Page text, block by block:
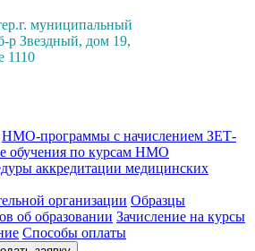
муниципальный
р Звездный, дом 19,
1110
НМО-программы с начислением ЗЕТ-
обучения по курсам НМО
аккредитации медицинских
организации Образцы
об образовании Зачисление на курсы
Способы оплаты